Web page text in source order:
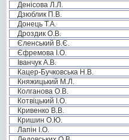
Денісова Л.Л.
Дзюблик П.В.
Донець Т.А.
Дроздик О.В.
Єленський В.Є.
Єфремова І.О.
Іванчук А.В.
Кацер-Бучковська Н.В.
Княжицький М.Л.
Колганова О.В.
Котвіцький І.О.
Кривенко В.В.
Кришин О.Ю.
Лапін І.О.